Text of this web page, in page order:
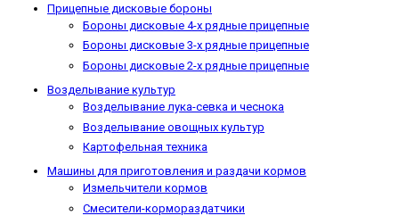
Прицепные дисковые бороны
Бороны дисковые 4-х рядные прицепные
Бороны дисковые 3-х рядные прицепные
Бороны дисковые 2-х рядные прицепные
Возделывание культур
Возделывание лука-севка и чеснока
Возделывание овощных культур
Картофельная техника
Машины для приготовления и раздачи кормов
Измельчители кормов
Смесители-кормораздатчики